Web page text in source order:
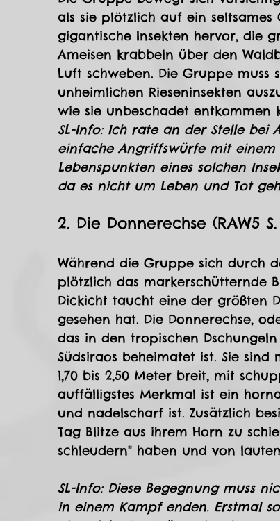
als sie plötzlich auf ein seltsames
gigantische Insekten hervor, die
Ameisen krabbeln über den
Luft schweben. Die Gruppe muss
unheimlichen Rieseninsekten
wie sie unbeschadet entkommen
SL-Info: Ich rate an der Stelle bei
einfache Angriffswürfe mit einem
Lebenspunkten eines solchen
da es nicht um Leben und Tot
2. Die Donnerechse (RAW5
Während die Gruppe sich durch
plötzlich das markerschütternde
Dickicht taucht eine der größten
gesehen hat. Die Donnerechse,
das in den tropischen
Südsiraos beheimatet ist. Sie
1,70 bis 2,50 Meter breit, mit
auffälligstes Merkmal ist ein
und nadelscharf ist. Zusätzlich
Tag Blitze aus ihrem Horn zu
schleudern" haben und von
SL-Info: Diese Begegnung muss
in einem Kampf enden. Erstmal